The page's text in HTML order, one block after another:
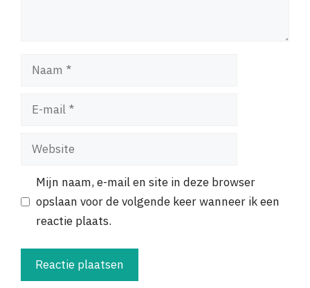
Naam
Website
Mijn naam, e-mail en site in deze browser
opslaan voor de volgende keer wanneer ik een
reactie plaats.